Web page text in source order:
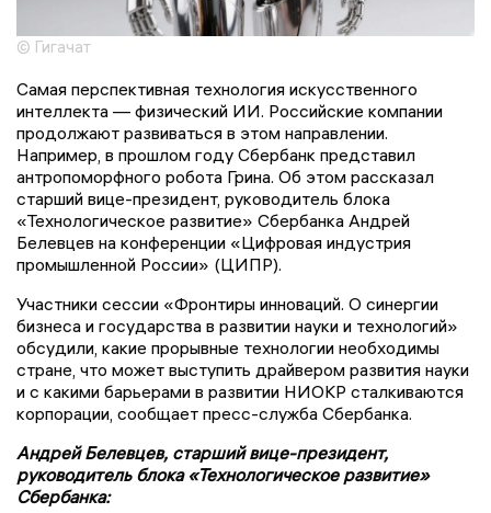
© Гигачат
Самая перспективная технология искусственного
интеллекта — физический ИИ. Российские компании
продолжают развиваться в этом направлении.
Например, в прошлом году Сбербанк представил
антропоморфного робота Грина. Об этом рассказал
старший вице-президент, руководитель блока
«Технологическое развитие» Сбербанка Андрей
Белевцев на конференции «Цифровая индустрия
промышленной России» (ЦИПР).
Участники сессии «Фронтиры инноваций. О синергии
бизнеса и государства в развитии науки и технологий»
обсудили, какие прорывные технологии необходимы
стране, что может выступить драйвером развития науки
и с какими барьерами в развитии НИОКР сталкиваются
корпорации, сообщает пресс-служба Сбербанка.
Андрей Белевцев, старший вице-президент,
руководитель блока «Технологическое развитие»
Сбербанка: